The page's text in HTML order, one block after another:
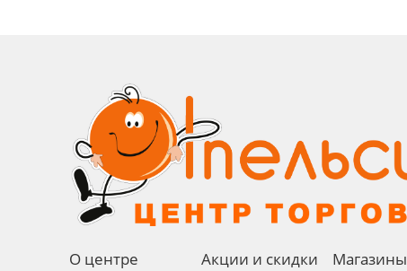
О центре Акции и скидки
Магазины